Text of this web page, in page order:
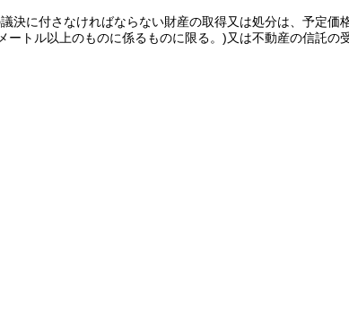
決に付さなければならない財産の取得又は処分は、予定価
ートル以上のものに係るものに限る。)又は不動産の信託の